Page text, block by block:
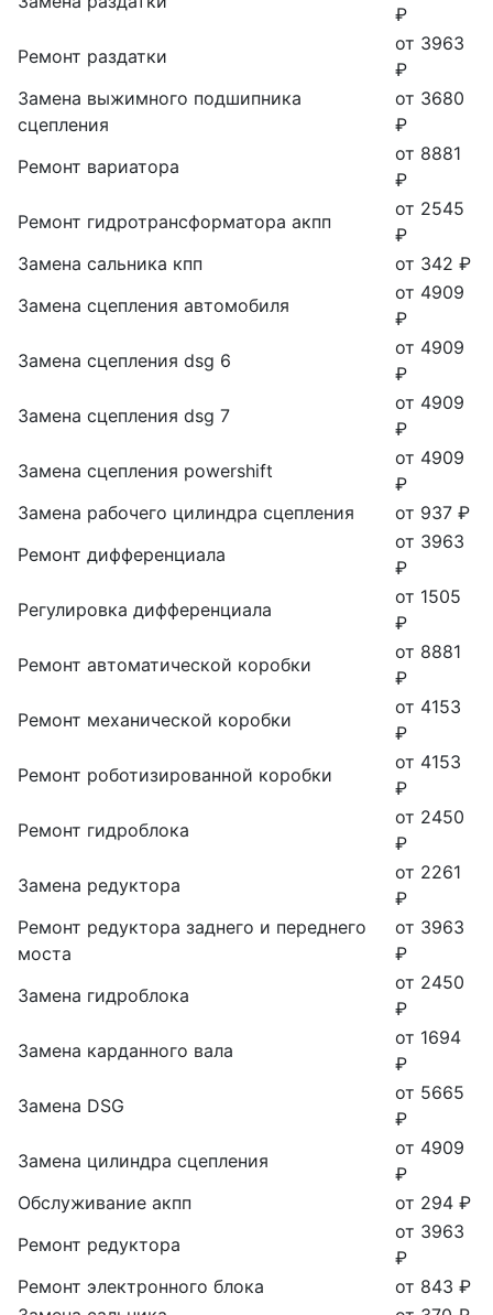
₽
Ремонт раздатки
от 3963
₽
Замена выжимного подшипника
сцепления
от 3680
₽
Ремонт вариатора
от 8881
₽
Ремонт гидротрансформатора акпп
от 2545
₽
Замена сальника кпп
от 342 ₽
Замена сцепления автомобиля
от 4909
₽
Замена сцепления dsg 6
от 4909
₽
Замена сцепления dsg 7
от 4909
₽
Замена сцепления powershift
от 4909
₽
Замена рабочего цилиндра сцепления
от 937 ₽
Ремонт дифференциала
от 3963
₽
Регулировка дифференциала
от 1505
₽
Ремонт автоматической коробки
от 8881
₽
Ремонт механической коробки
от 4153
₽
Ремонт роботизированной коробки
от 4153
₽
Ремонт гидроблока
от 2450
₽
Замена редуктора
от 2261
₽
Ремонт редуктора заднего и переднего
моста
от 3963
₽
Замена гидроблока
от 2450
₽
Замена карданного вала
от 1694
₽
Замена DSG
от 5665
₽
Замена цилиндра сцепления
от 4909
₽
Обслуживание акпп
от 294 ₽
Ремонт редуктора
от 3963
₽
Ремонт электронного блока
от 843 ₽